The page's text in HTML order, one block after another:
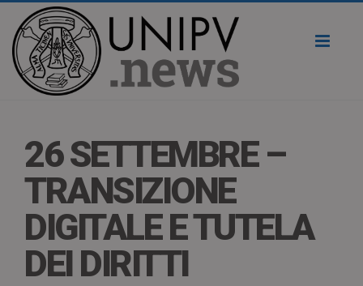
26 SETTEMBRE –
TRANSIZIONE
DIGITALE E TUTELA
DEI DIRITTI